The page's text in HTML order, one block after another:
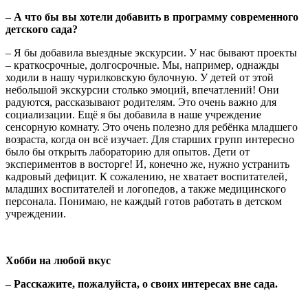
– А что бы вы хотели добавить в программу современного
детского сада?
– Я бы добавила выездные экскурсии. У нас бывают проекты
– краткосрочные, долгосрочные. Мы, например, однажды
ходили в нашу чурилковскую булочную. У детей от этой
небольшой экскурсии столько эмоций, впечатлений! Они
радуются, рассказывают родителям. Это очень важно для
социализации. Ещё я бы добавила в наше учреждение
сенсорную комнату. Это очень полезно для ребёнка младшего
возраста, когда он всё изучает. Для старших групп интересно
было бы открыть лабораторию для опытов. Дети от
экспериментов в восторге! И, конечно же, нужно устранить
кадровый дефицит. К сожалению, не хватает воспитателей,
младших воспитателей и логопедов, а также медицинского
персонала. Понимаю, не каждый готов работать в детском
учреждении.
Хобби на любой вкус
– Расскажите, пожалуйста, о своих интересах вне сада.